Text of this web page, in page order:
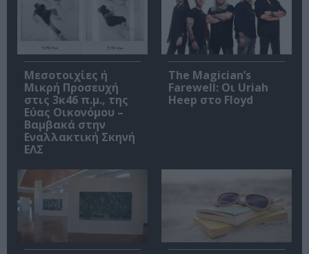
Μεσοτοιχίες ή
Μικρή Προσευχή
στις 3κ46 π.μ., της
Εύας Οικονόμου –
Βαμβακά στην
Εναλλακτική Σκηνή
ΕΛΣ
The Magician’s
Farewell: Οι Uriah
Heep στο Floyd